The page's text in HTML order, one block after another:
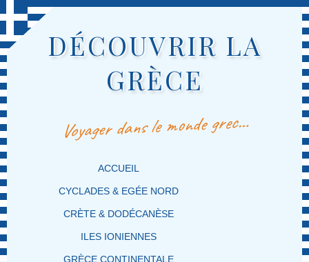
DÉCOUVRIR LA
GRÈCE
Voyager dans le monde grec…
MENU PRINCIPAL
MASQUER LA NAVIGATION PRINCIPALE
MASQUER LA NAVIGATION SECONDAIRE
ACCUEIL
CYCLADES & EGÉE NORD
CRÈTE & DODÉCANÈSE
ILES IONIENNES
GRÈCE CONTINENTALE